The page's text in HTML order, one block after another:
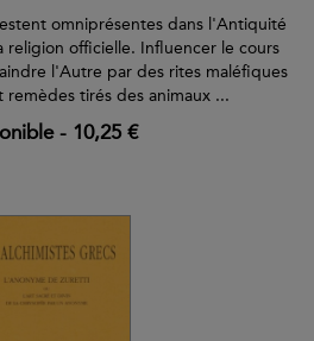
omniprésentes dans l'Antiquité
officielle. Influencer le cours
l'Autre par des rites maléfiques
tirés des animaux ...
- 10,25 €